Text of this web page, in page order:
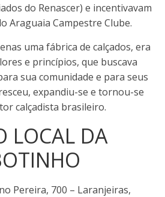
do Renascer) e incentivavam
Araguaia Campestre Clube.
uma fábrica de calçados, era
e princípios, que buscava
sua comunidade e para seus
expandiu-se e tornou-se
calçadista brasileiro.
LOCAL DA
Pereira, 700 – Laranjeiras,